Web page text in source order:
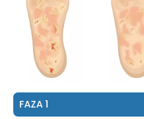
FAZA 1